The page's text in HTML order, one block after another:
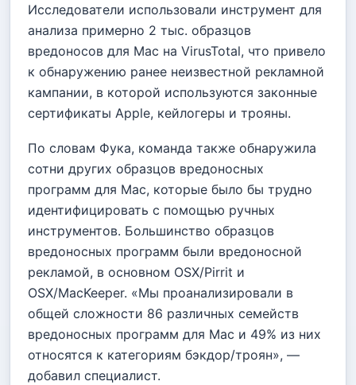
Исследователи использовали инструмент для
анализа примерно 2 тыс. образцов
вредоносов для Mac на VirusTotal, что привело
к обнаружению ранее неизвестной рекламной
кампании, в которой используются законные
сертификаты Apple, кейлогеры и трояны.
По словам Фука, команда также обнаружила
сотни других образцов вредоносных
программ для Mac, которые было бы трудно
идентифицировать с помощью ручных
инструментов. Большинство образцов
вредоносных программ были вредоносной
рекламой, в основном OSX/Pirrit и
OSX/MacKeeper. «Мы проанализировали в
общей сложности 86 различных семейств
вредоносных программ для Mac и 49% из них
относятся к категориям бэкдор/троян», —
добавил специалист.